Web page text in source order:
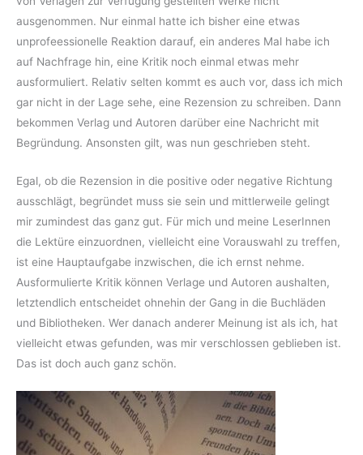
ausgenommen. Nur einmal hatte ich bisher eine etwas
unprofeessionelle Reaktion darauf, ein anderes Mal habe ich
auf Nachfrage hin, eine Kritik noch einmal etwas mehr
ausformuliert. Relativ selten kommt es auch vor, dass ich mich
gar nicht in der Lage sehe, eine Rezension zu schreiben. Dann
bekommen Verlag und Autoren darüber eine Nachricht mit
Begründung. Ansonsten gilt, was nun geschrieben steht.
Egal, ob die Rezension in die positive oder negative Richtung
ausschlägt, begründet muss sie sein und mittlerweile gelingt
mir zumindest das ganz gut. Für mich und meine LeserInnen
die Lektüre einzuordnen, vielleicht eine Vorauswahl zu treffen,
ist eine Hauptaufgabe inzwischen, die ich ernst nehme.
Ausformulierte Kritik können Verlage und Autoren aushalten,
letztendlich entscheidet ohnehin der Gang in die Buchläden
und Bibliotheken. Wer danach anderer Meinung ist als ich, hat
vielleicht etwas gefunden, was mir verschlossen geblieben ist.
Das ist doch auch ganz schön.